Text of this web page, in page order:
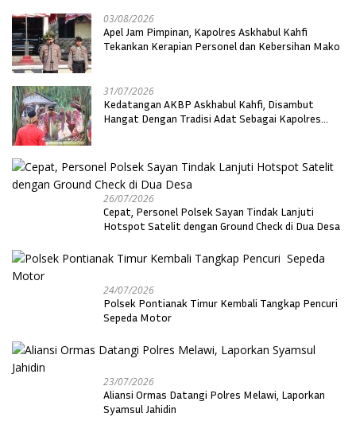
03/08/2026
Apel Jam Pimpinan, Kapolres Askhabul Kahfi
Tekankan Kerapian Personel dan Kebersihan Mako
31/07/2026
Kedatangan AKBP Askhabul Kahfi, Disambut
Hangat Dengan Tradisi Adat Sebagai Kapolres
26/07/2026
Cepat, Personel Polsek Sayan Tindak Lanjuti
Hotspot Satelit dengan Ground Check di Dua Desa
24/07/2026
Polsek Pontianak Timur Kembali Tangkap Pencuri
Sepeda Motor
23/07/2026
Aliansi Ormas Datangi Polres Melawi, Laporkan
Syamsul Jahidin